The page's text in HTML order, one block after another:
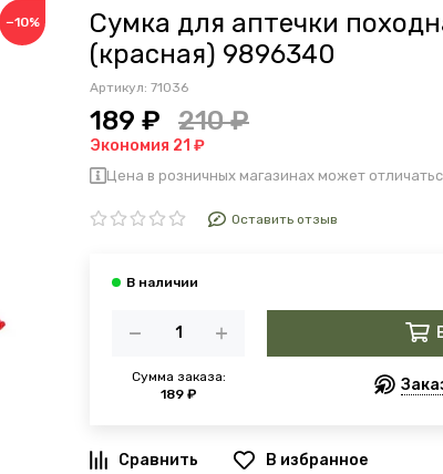
−10%
Сумка для аптечки
(красная) 9896340
Артикул: 71036
189 ₽ 210 ₽
Экономия 21 ₽
Цена в розничных магазинах может
Оставить отзыв
Сумма заказа:
189 ₽
В избранное